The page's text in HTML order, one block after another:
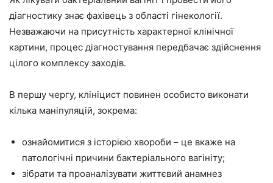
діагностику знає фахівець з області гінекології.
Незважаючи на присутність характерної клінічної
картини, процес діагностування передбачає здійснення
цілого комплексу заходів.
В першу чергу, клініцист повинен особисто виконати
кілька маніпуляцій, зокрема:
ознайомитися з історією хвороби – це вкаже на
патологічні причини бактеріального вагініту;
зібрати та проаналізувати життєвий анамнез